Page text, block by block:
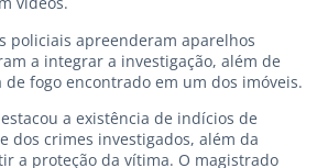
policiais apreenderam aparelhos
a integrar a investigação, além de
fogo encontrado em um dos imóveis.
a existência de indícios de
dos crimes investigados, além da
a proteção da vítima. O magistrado